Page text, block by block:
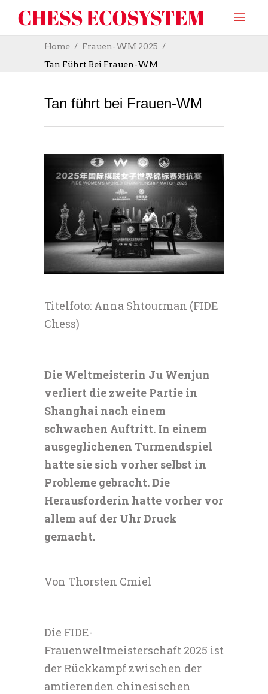
Home
Frauen-WM 2025
Tan Führt Bei Frauen-WM
Tan führt bei Frauen-WM
Titelfoto: Anna Shtourman (FIDE
Chess)
Die Weltmeisterin Ju Wenjun
verliert die zweite Partie in
Shanghai nach einem
schwachen Auftritt. In einem
ausgeglichenen Turmendspiel
hatte sie sich vorher selbst in
Probleme gebracht. Die
Herausforderin hatte vorher vor
allem auf der Uhr Druck
gemacht.
Von Thorsten Cmiel
Die FIDE-
Frauenweltmeisterschaft 2025 ist
der Rückkampf zwischen der
amtierenden chinesischen